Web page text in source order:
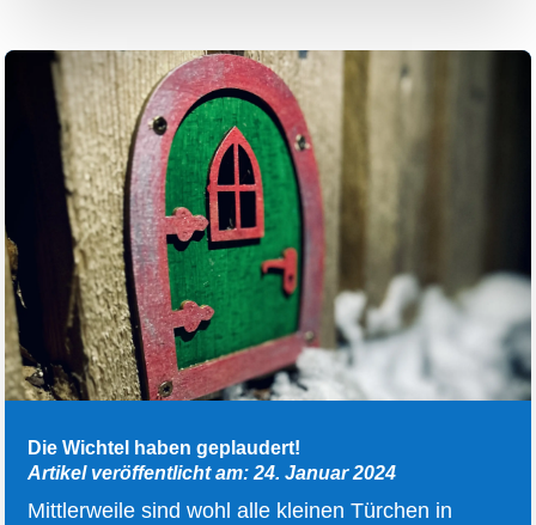
Die Wichtel haben geplaudert!
Artikel veröffentlicht am: 24. Januar 2024
Mittlerweile sind wohl alle kleinen Türchen in